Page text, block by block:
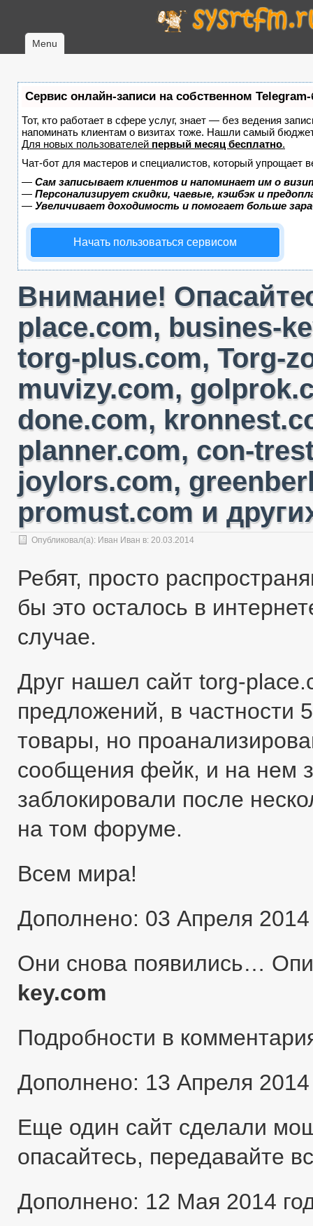
Menu
Сервис онлайн-записи на собственном Telegram-
Тот, кто работает в сфере услуг, знает — без ведения
напоминать клиентам о визитах тоже. Нашли самый
Для новых пользователей первый месяц бесплатно.
Чат-бот для мастеров и специалистов, который упрощает
— Сам записывает клиентов и напоминает им о
— Персонализирует скидки, чаевые, кэшбэк и
— Увеличивает доходимость и помогает больше
Начать пользоваться сервисом
Внимание!
place.com, busines-
torg-plus.com, Torg-
muvizy.com,
done.com,
planner.com, con-
joylors.com,
promust.com и
Опубликовал(а): Иван Иван в: 20.03.2014
Ребят, просто
бы это осталось в
случае.
Друг нашел сайт torg-
предложений, в частности
товары, но
сообщения фейк, и на нем
заблокировали после
на том форуме.
Всем мира!
Дополнено: 03 Апреля 2014
Они снова появились…
key.com
Подробности в
Дополнено: 13 Апреля 2014
Еще один сайт сделали
опасайтесь, передавайте
Дополнено: 12 Мая 2014